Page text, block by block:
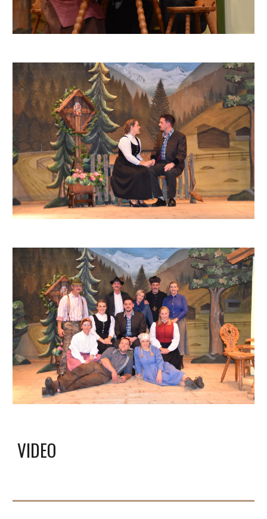
VIDEO